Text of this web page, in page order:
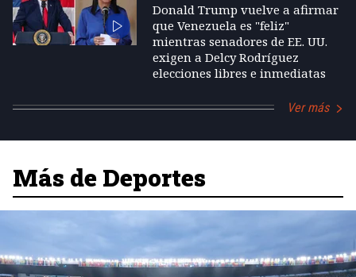
Donald Trump vuelve a afirmar
que Venezuela es "feliz"
mientras senadores de EE. UU.
exigen a Delcy Rodríguez
elecciones libres e inmediatas
Ver más
Más de Deportes